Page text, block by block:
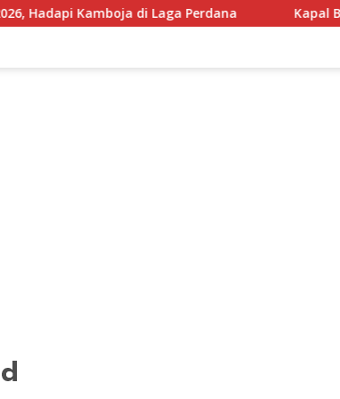
di Laga Perdana Kapal Bermuatan